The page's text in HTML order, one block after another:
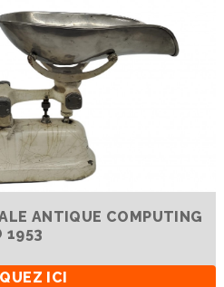
ANTIQUE COMPUTING
1953
ICI